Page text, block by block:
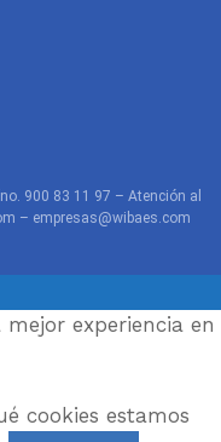
900 83 11 97 – Atención al
– empresas@wibaes.com
experiencia en
cookies estamos